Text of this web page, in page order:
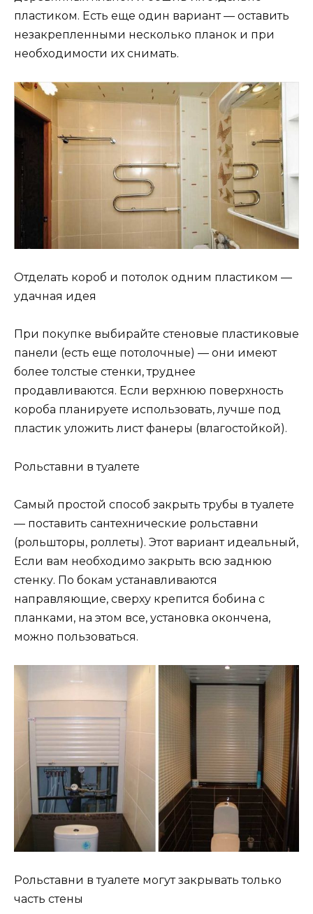
пластиком. Есть еще один вариант — оставить
незакрепленными несколько планок и при
необходимости их снимать.
Отделать короб и потолок одним пластиком —
удачная идея
При покупке выбирайте стеновые пластиковые
панели (есть еще потолочные) — они имеют
более толстые стенки, труднее
продавливаются. Если верхнюю поверхность
короба планируете использовать, лучше под
пластик уложить лист фанеры (влагостойкой).
Рольставни в туалете
Самый простой способ закрыть трубы в туалете
— поставить сантехнические рольставни
(рольшторы, роллеты). Этот вариант идеальный,
Если вам необходимо закрыть всю заднюю
стенку. По бокам устанавливаются
направляющие, сверху крепится бобина с
планками, на этом все, установка окончена,
можно пользоваться.
Рольставни в туалете могут закрывать только
часть стены